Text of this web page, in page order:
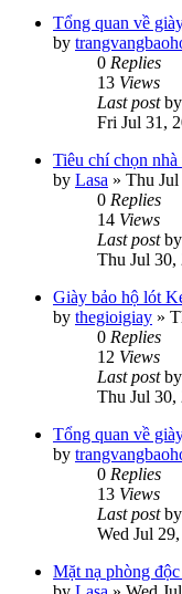
Tổng quan về
by
0 Replies
13 Views
Last postby
Fri Jul 31,
Tiêu chí chọn
by Lasa » Thu Jul
0 Replies
14 Views
Last postby
Thu Jul 30,
Giày bảo hộ lót
by thegioigiay »
0 Replies
12 Views
Last postby
Thu Jul 30,
Tổng quan về
by
0 Replies
13 Views
Last postby
Wed Jul
Mặt nạ phòng